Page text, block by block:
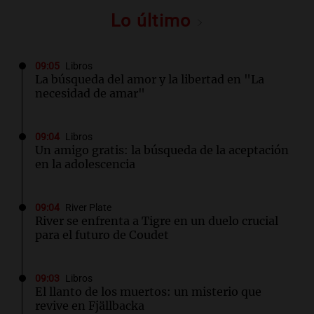
Lo último
09:05 Libros
La búsqueda del amor y la libertad en "La
necesidad de amar"
09:04 Libros
Un amigo gratis: la búsqueda de la aceptación
en la adolescencia
09:04 River Plate
River se enfrenta a Tigre en un duelo crucial
para el futuro de Coudet
09:03 Libros
El llanto de los muertos: un misterio que
revive en Fjällbacka